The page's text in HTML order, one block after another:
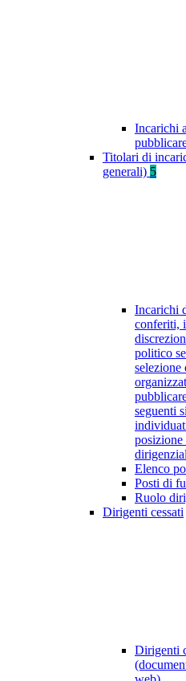
Incarichi
Titolari di
generali) 5
Incarichi
conferiti,
politico
seguenti
Elenco
Posti di
Ruolo
Dirigenti cessati
Dirigenti